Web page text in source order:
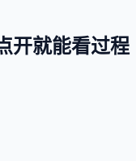
开就能看过程